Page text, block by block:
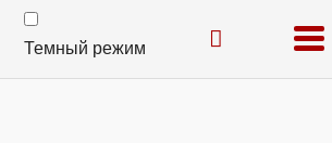
Темный режим